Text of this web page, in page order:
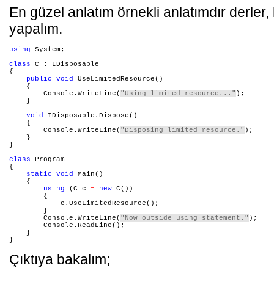
En güzel anlatım örnekli anlatımdır
yapalım.
using System;
class C : IDisposable
{
public
void
UseLimitedResource()
    {
        Console.WriteLine(
"Using limited resource..." );
    }
void
IDisposable.Dispose()
    {
        Console.WriteLine(
"Disposing limited resource." );
    }
}
class Program
{
static
void
Main()
    {
using (C c = new C())
        {
            c.UseLimitedResource();
        }
        Console.WriteLine(
"Now outside using statement." );
        Console.ReadLine();
    }
Çıktıya bakalım;